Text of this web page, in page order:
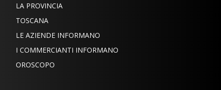
LA PROVINCIA
TOSCANA
LE AZIENDE INFORMANO
I COMMERCIANTI INFORMANO
OROSCOPO